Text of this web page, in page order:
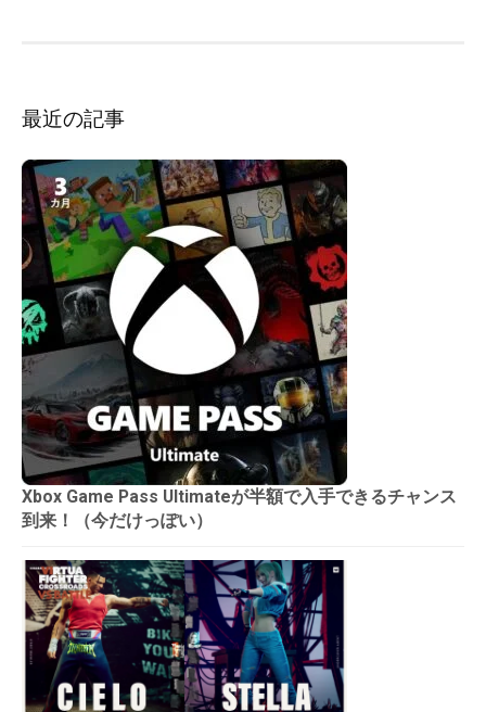
最近の記事
Xbox Game Pass Ultimateが半額で入手できるチャンス
到来！（今だけっぽい）